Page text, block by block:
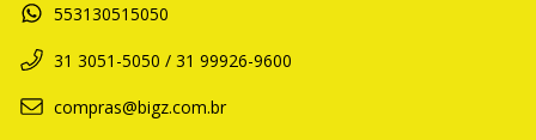
553130515050
31 3051-5050 / 31 99926-9600
compras@bigz.com.br